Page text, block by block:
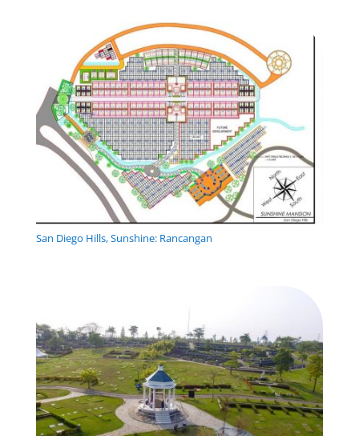
San Diego Hills, Sunshine: Rancangan